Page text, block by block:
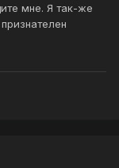
мне. Я так-же